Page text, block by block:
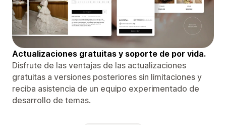
Actualizaciones gratuitas y soporte de por vida.
Disfrute de las ventajas de las actualizaciones
gratuitas a versiones posteriores sin limitaciones y
reciba asistencia de un equipo experimentado de
desarrollo de temas.